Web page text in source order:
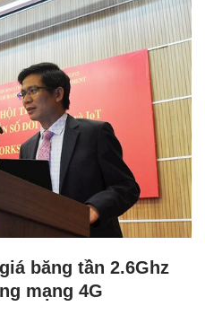
băng tần 2.6Ghz
mạng 4G